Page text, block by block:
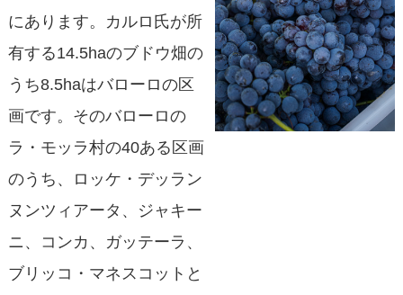
にあります。カルロ氏が所
有する14.5haのブドウ畑の
うち8.5haはバローロの区
画です。そのバローロの
ラ・モッラ村の40ある区画
のうち、ロッケ・デッラン
ヌンツィアータ、ジャキー
ニ、コンカ、ガッテーラ、
ブリッコ・マネスコットと